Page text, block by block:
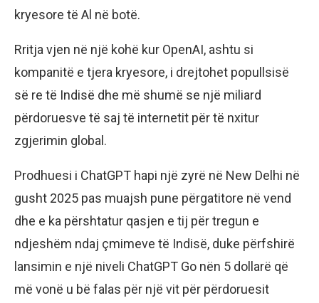
kryesore të Al në botë.
Rritja vjen në një kohë kur OpenAI, ashtu si
kompanitë e tjera kryesore, i drejtohet popullsisë
së re të Indisë dhe më shumë se një miliard
përdoruesve të saj të internetit për të nxitur
zgjerimin global.
Prodhuesi i ChatGPT hapi një zyrë në New Delhi në
gusht 2025 pas muajsh pune përgatitore në vend
dhe e ka përshtatur qasjen e tij për tregun e
ndjeshëm ndaj çmimeve të Indisë, duke përfshirë
lansimin e një niveli ChatGPT Go nën 5 dollarë që
më vonë u bë falas për një vit për përdoruesit